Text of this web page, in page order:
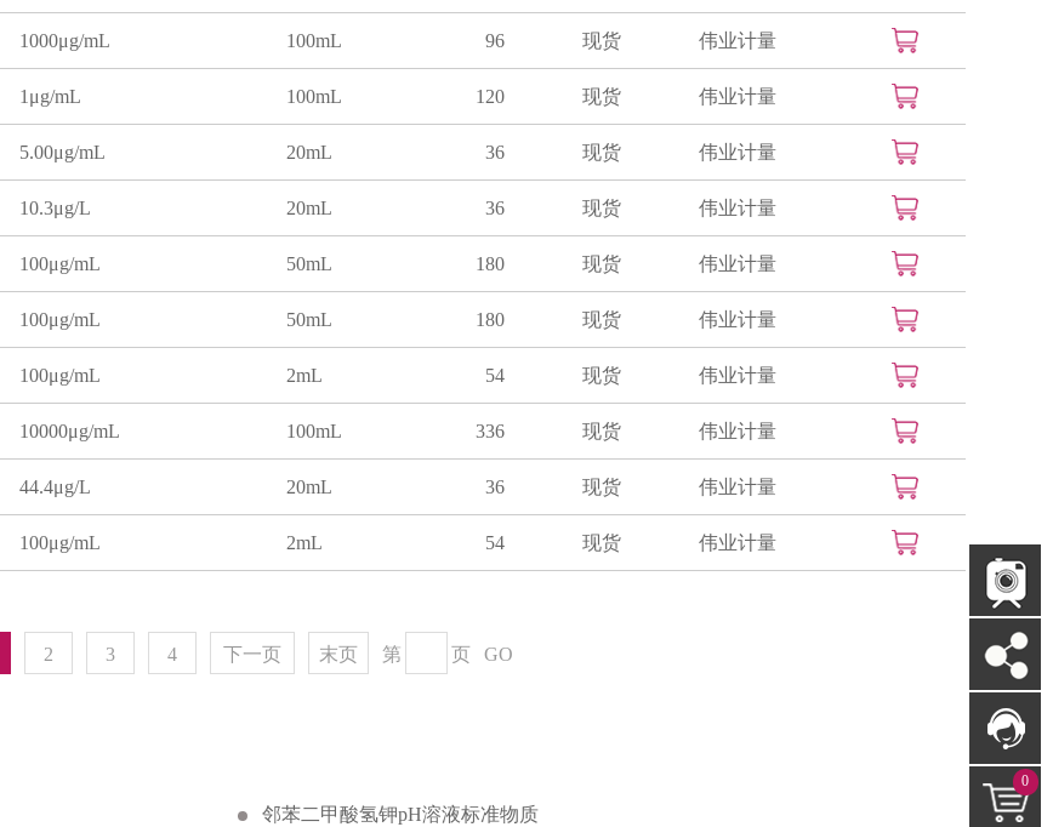
1000μg/mL 100mL 96 现货 伟业计量
1μg/mL 100mL 120 现货 伟业计量
5.00μg/mL 20mL 36 现货 伟业计量
10.3μg/L 20mL 36 现货 伟业计量
100μg/mL 50mL 180 现货 伟业计量
100μg/mL 50mL 180 现货 伟业计量
100μg/mL 2mL 54 现货 伟业计量
10000μg/mL 100mL 336 现货 伟业计量
44.4μg/L 20mL 36 现货 伟业计量
100μg/mL 2mL 54 现货 伟业计量
2 3 4 下一页 末页 第 页 GO
邻苯二甲酸氢钾pH溶液标准物质
0